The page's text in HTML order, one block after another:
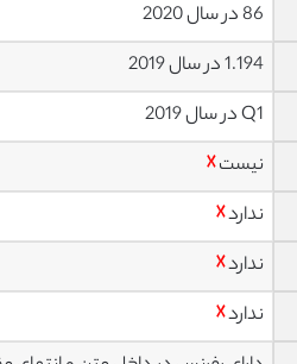
86 در سال 2020
1.194 در سال 2019
Q1 در سال 2019
نیست☓
ندارد☓
ندارد☓
ندارد☓